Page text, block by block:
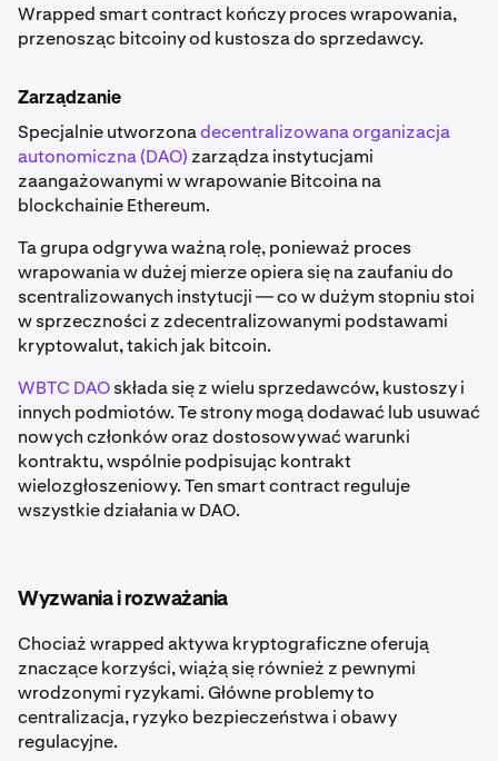
Wrapped smart contract kończy proces wrapowania,
przenosząc bitcoiny od kustosza do sprzedawcy.
Zarządzanie
Specjalnie utworzonadecentralizowana organizacja
autonomiczna (DAO) zarządza instytucjami
zaangażowanymi w wrapowanie Bitcoina na
blockchainie Ethereum.
Ta grupa odgrywa ważną rolę, ponieważ proces
wrapowania w dużej mierze opiera się na zaufaniu do
scentralizowanych instytucji — co w dużym stopniu stoi
w sprzeczności z zdecentralizowanymi podstawami
kryptowalut, takich jak bitcoin.
WBTC DAOskłada się z wielu sprzedawców, kustoszy i
innych podmiotów. Te strony mogą dodawać lub usuwać
nowych członków oraz dostosowywać warunki
kontraktu, wspólnie podpisując kontrakt
wielozgłoszeniowy. Ten smart contract reguluje
wszystkie działania w DAO.
Wyzwania i rozważania
Chociaż wrapped aktywa kryptograficzne oferują
znaczące korzyści, wiążą się również z pewnymi
wrodzonymi ryzykami. Główne problemy to
centralizacja, ryzyko bezpieczeństwa i obawy
regulacyjne.